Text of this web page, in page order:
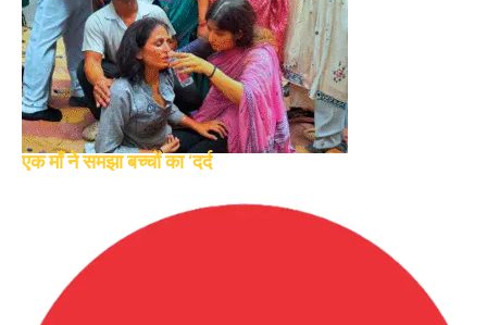
एक माँ ने समझा बच्चों का ‘दर्द